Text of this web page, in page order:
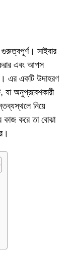
সাইবার
করার এবং আপস
এর একটি উদাহরণ
অনুপ্রবেশকারী
নিয়ে
কাজ করে তা বোঝা